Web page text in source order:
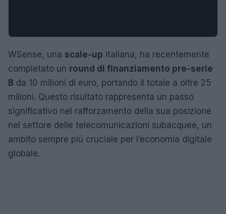
WSense, una scale-up italiana, ha recentemente
completato un round di finanziamento pre-serie
B da 10 milioni di euro, portando il totale a oltre 25
milioni. Questo risultato rappresenta un passo
significativo nel rafforzamento della sua posizione
nel settore delle telecomunicazioni subacquee, un
ambito sempre più cruciale per l’economia digitale
globale.